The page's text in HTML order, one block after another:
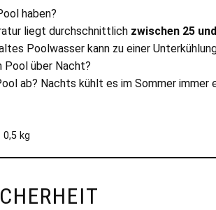
haben?
liegt durchschnittlich zwischen 25
Poolwasser kann zu einer
Pool über Nacht?
ab? Nachts kühlt es im Sommer
0,5 kg